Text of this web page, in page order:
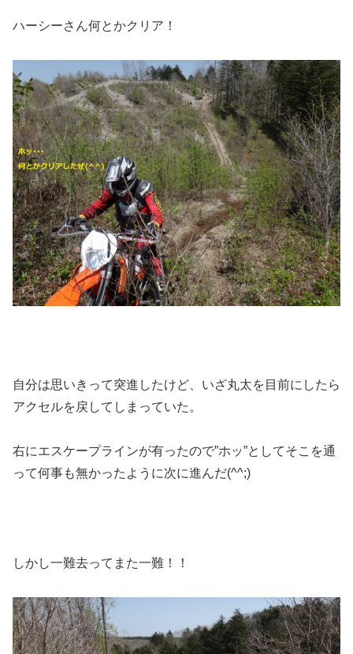
ハーシーさん何とかクリア！
自分は思いきって突進したけど、いざ丸太を目前にしたら
アクセルを戻してしまっていた。
右にエスケープラインが有ったので”ホッ”としてそこを通
って何事も無かったように次に進んだ(^^;)
しかし一難去ってまた一難！！